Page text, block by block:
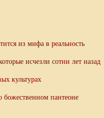
из мифа в реальность
исчезли сотни лет назад
культурах
божественном пантеоне